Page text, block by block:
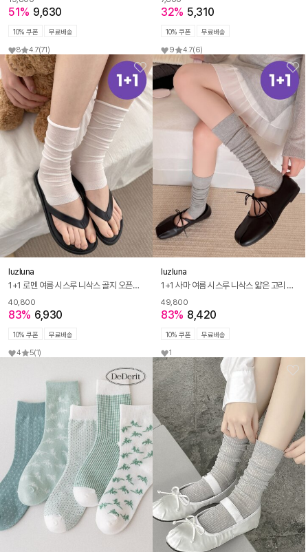
51% 9,630
10% 쿠폰 무료배송
8 4.7(71)
32% 5,310
10% 쿠폰 무료배송
9 4.7(6)
luzluna
1+1 로멘 여름 시스루 니삭스 골지 오픈토 얇은 요가 필라테스 롱 양말 R298
40,800
83% 6,930
10% 쿠폰 무료배송
4 5(1)
luzluna
1+1 사마 여름 시스루 니삭스 얇은 고리 플랫 쪼리 발레 양말 R299
49,800
83% 8,420
10% 쿠폰 무료배송
1